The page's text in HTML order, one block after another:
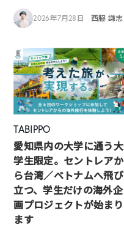
2026年7月28日 西脇 謙志
TABIPPO
愛知県内の大学に通う大
学生限定。セントレアか
ら台湾／ベトナムへ飛び
立つ、学生だけの海外企
画プロジェクトが始まり
ます